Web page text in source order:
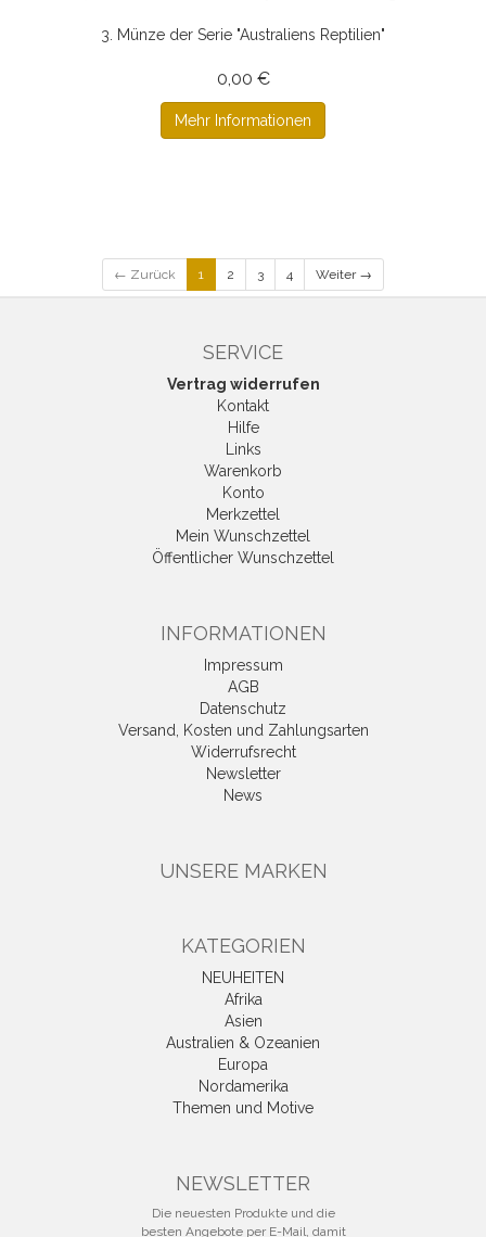
3. Münze der Serie "Australiens Reptilien"
0,00 €
Mehr Informationen
← Zurück 1 2 3 4 Weiter →
SERVICE
Vertrag widerrufen
Kontakt
Hilfe
Links
Warenkorb
Konto
Merkzettel
Mein Wunschzettel
Öffentlicher Wunschzettel
INFORMATIONEN
Impressum
AGB
Datenschutz
Versand, Kosten und Zahlungsarten
Widerrufsrecht
Newsletter
News
UNSERE MARKEN
KATEGORIEN
NEUHEITEN
Afrika
Asien
Australien & Ozeanien
Europa
Nordamerika
Themen und Motive
NEWSLETTER
Die neuesten Produkte und die
besten Angebote per E-Mail, damit